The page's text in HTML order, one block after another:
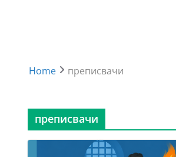
Home преписвачи
преписвачи